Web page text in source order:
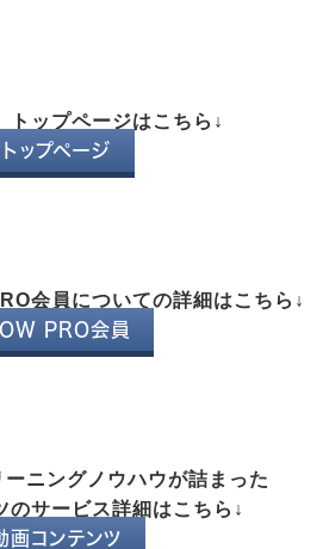
トップページはこちら↓
トップページ
会員についての詳細はこちら↓
PRO会員
ーニングノウハウが詰まった
のサービス詳細はこちら↓
画コンテンツ